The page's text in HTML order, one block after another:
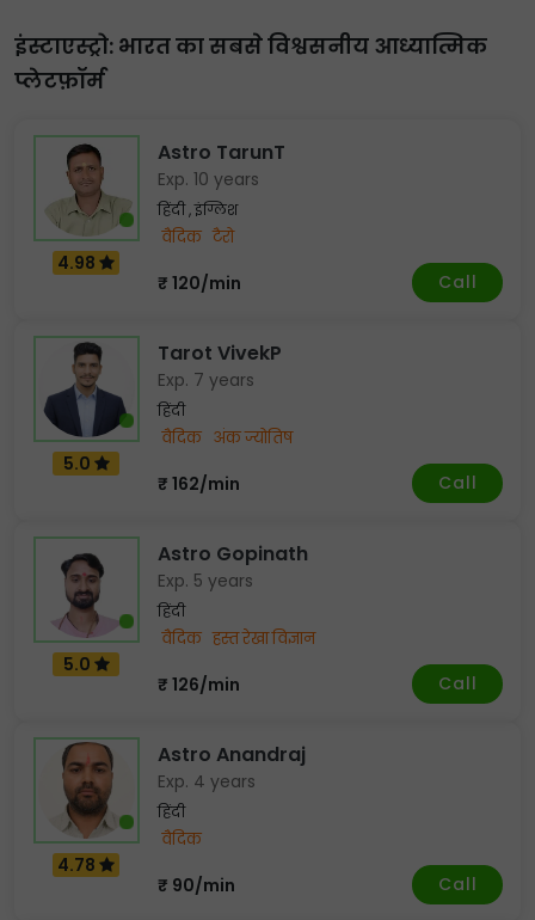
इंस्टाएस्ट्रो: भारत का सबसे विश्वसनीय आध्यात्मिक
प्लेटफ़ॉर्म
4.98
Astro TarunT
Exp. 10 years
हिंदी , इंग्लिश
वैदिक टैरो
₹ 120/min Call
5.0
Tarot VivekP
Exp. 7 years
हिंदी
वैदिक अंक ज्योतिष
₹ 162/min Call
5.0
Astro Gopinath
Exp. 5 years
हिंदी
वैदिक हस्त रेखा विज्ञान
₹ 126/min Call
4.78
Astro Anandraj
Exp. 4 years
हिंदी
वैदिक
₹ 90/min Call